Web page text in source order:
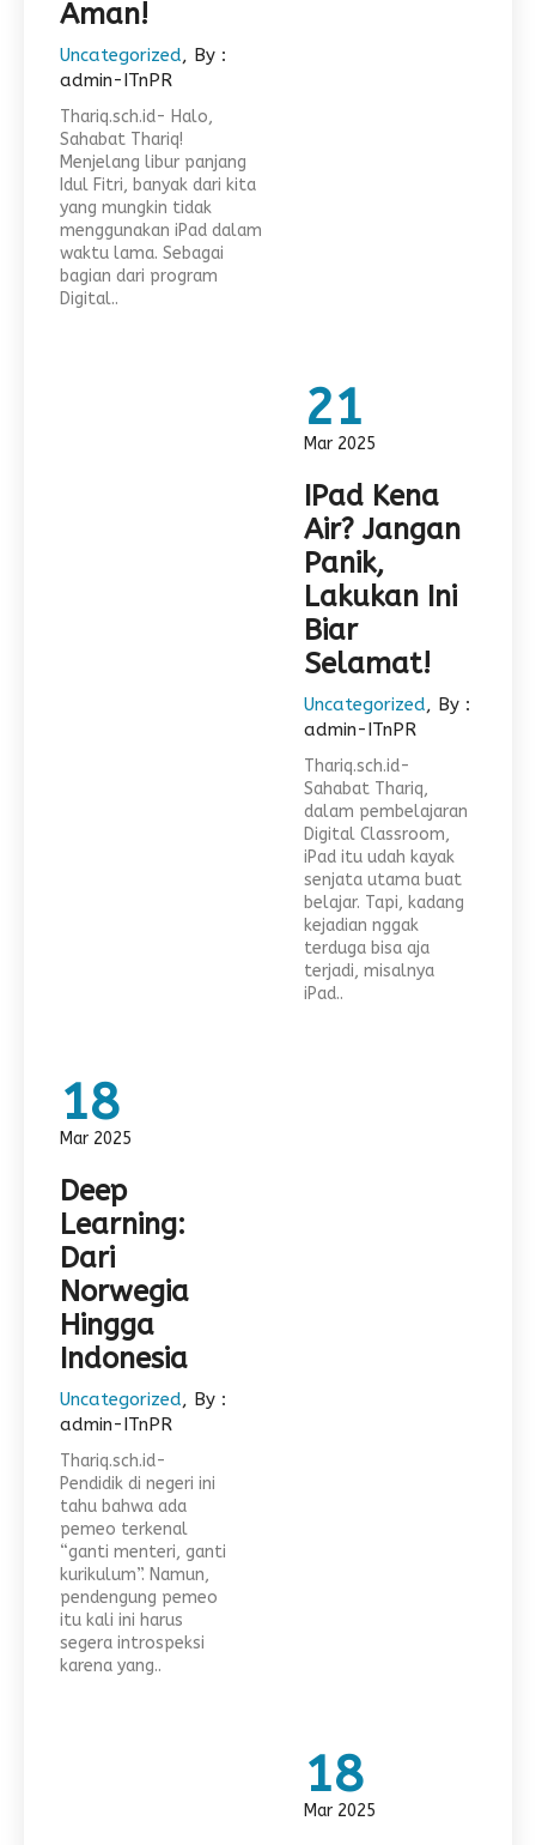
Aman!
Uncategorized, By :
admin-ITnPR
Thariq.sch.id- Halo,
Sahabat Thariq!
Menjelang libur panjang
Idul Fitri, banyak dari kita
yang mungkin tidak
menggunakan iPad dalam
waktu lama. Sebagai
bagian dari program
Digital..
21
Mar 2025
IPad Kena
Air? Jangan
Panik,
Lakukan Ini
Biar
Selamat!
Uncategorized, By :
admin-ITnPR
Thariq.sch.id-
Sahabat Thariq,
dalam pembelajaran
Digital Classroom,
iPad itu udah kayak
senjata utama buat
belajar. Tapi, kadang
kejadian nggak
terduga bisa aja
terjadi, misalnya
iPad..
18
Mar 2025
Deep
Learning:
Dari
Norwegia
Hingga
Indonesia
Uncategorized, By :
admin-ITnPR
Thariq.sch.id-
Pendidik di negeri ini
tahu bahwa ada
pemeo terkenal
“ganti menteri, ganti
kurikulum”. Namun,
pendengung pemeo
itu kali ini harus
segera introspeksi
karena yang..
18
Mar 2025